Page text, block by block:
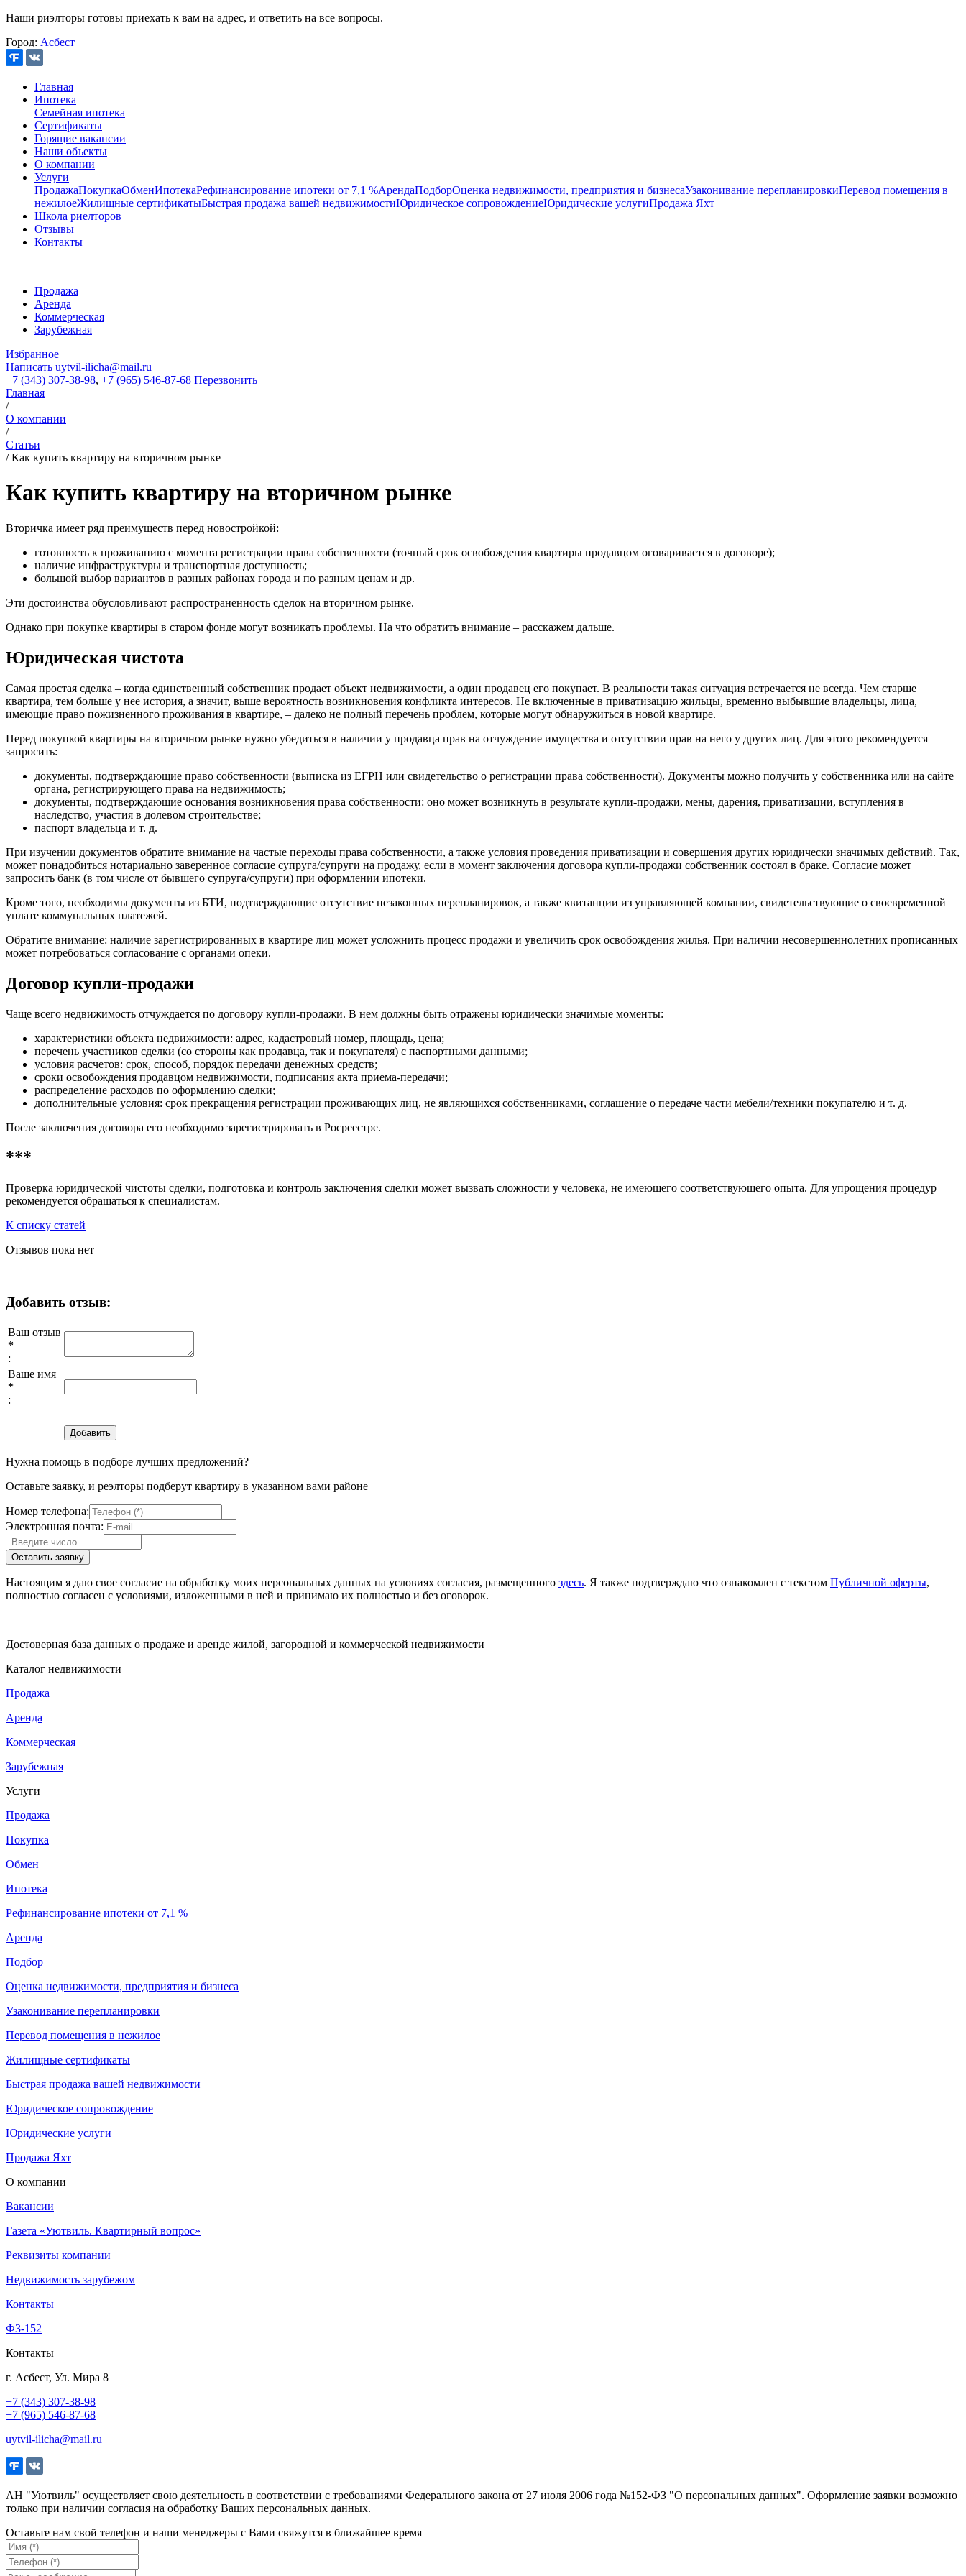
Наши риэлторы готовы приехать к вам на адрес, и ответить на все вопросы.
Город: Асбест
Главная
Ипотека
Семейная ипотека
Сертификаты
Горящие вакансии
Наши объекты
О компании
Услуги
ПродажаПокупкаОбменИпотекаРефинансирование ипотеки от 7,1 %АрендаПодборОценка недвижимости, предприятия и бизнесаУзаконивание перепланировкиПеревод помещения в
нежилоеЖилищные сертификатыБыстрая продажа вашей недвижимостиЮридическое сопровождениеЮридические услугиПродажа Яхт
Школа риелторов
Отзывы
Контакты
Продажа
Аренда
Коммерческая
Зарубежная
Избранное
Написать uytvil-ilicha@mail.ru
+7 (343) 307-38-98, +7 (965) 546-87-68 Перезвонить
Главная
/
О компании
/
Статьи
/Как купить квартиру на вторичном рынке
Как купить квартиру на вторичном рынке
Вторичка имеет ряд преимуществ перед новостройкой:
готовность к проживанию с момента регистрации права собственности (точный срок освобождения квартиры продавцом оговаривается в договоре);
наличие инфраструктуры и транспортная доступность;
большой выбор вариантов в разных районах города и по разным ценам и др.
Эти достоинства обусловливают распространенность сделок на вторичном рынке.
Однако при покупке квартиры в старом фонде могут возникать проблемы. На что обратить внимание – расскажем дальше.
Юридическая чистота
Самая простая сделка – когда единственный собственник продает объект недвижимости, а один продавец его покупает. В реальности такая ситуация встречается не всегда. Чем старше
квартира, тем больше у нее история, а значит, выше вероятность возникновения конфликта интересов. Не включенные в приватизацию жильцы, временно выбывшие владельцы, лица,
имеющие право пожизненного проживания в квартире, – далеко не полный перечень проблем, которые могут обнаружиться в новой квартире.
Перед покупкой квартиры на вторичном рынке нужно убедиться в наличии у продавца прав на отчуждение имущества и отсутствии прав на него у других лиц. Для этого рекомендуется
запросить:
документы, подтверждающие право собственности (выписка из ЕГРН или свидетельство о регистрации права собственности). Документы можно получить у собственника или на сайте
органа, регистрирующего права на недвижимость;
документы, подтверждающие основания возникновения права собственности: оно может возникнуть в результате купли-продажи, мены, дарения, приватизации, вступления в
наследство, участия в долевом строительстве;
паспорт владельца и т. д.
При изучении документов обратите внимание на частые переходы права собственности, а также условия проведения приватизации и совершения других юридически значимых действий. Так,
может понадобиться нотариально заверенное согласие супруга/супруги на продажу, если в момент заключения договора купли-продажи собственник состоял в браке. Согласие может
запросить банк (в том числе от бывшего супруга/супруги) при оформлении ипотеки.
Кроме того, необходимы документы из БТИ, подтверждающие отсутствие незаконных перепланировок, а также квитанции из управляющей компании, свидетельствующие о своевременной
уплате коммунальных платежей.
Обратите внимание: наличие зарегистрированных в квартире лиц может усложнить процесс продажи и увеличить срок освобождения жилья. При наличии несовершеннолетних прописанных
может потребоваться согласование с органами опеки.
Договор купли-продажи
Чаще всего недвижимость отчуждается по договору купли-продажи. В нем должны быть отражены юридически значимые моменты:
характеристики объекта недвижимости: адрес, кадастровый номер, площадь, цена;
перечень участников сделки (со стороны как продавца, так и покупателя) с паспортными данными;
условия расчетов: срок, способ, порядок передачи денежных средств;
сроки освобождения продавцом недвижимости, подписания акта приема-передачи;
распределение расходов по оформлению сделки;
дополнительные условия: срок прекращения регистрации проживающих лиц, не являющихся собственниками, соглашение о передаче части мебели/техники покупателю и т. д.
После заключения договора его необходимо зарегистрировать в Росреестре.
***
Проверка юридической чистоты сделки, подготовка и контроль заключения сделки может вызвать сложности у человека, не имеющего соответствующего опыта. Для упрощения процедур
рекомендуется обращаться к специалистам.
К списку статей
Отзывов пока нет
Добавить отзыв:
Ваш отзыв
*
:
Ваше имя
*
:
Нужна помощь в подборе лучших предложений?
Оставьте заявку, и реэлторы подберут квартиру в указанном вами районе
Номер телефона:
Электронная почта:
Настоящим я даю свое согласие на обработку моих персональных данных на условиях согласия, размещенного здесь. Я также подтверждаю что ознакомлен с текстом Публичной оферты,
полностью согласен с условиями, изложенными в ней и принимаю их полностью и без оговорок.
Достоверная база данных о продаже и аренде жилой, загородной и коммерческой недвижимости
Каталог недвижимости
Продажа
Аренда
Коммерческая
Зарубежная
Услуги
Продажа
Покупка
Обмен
Ипотека
Рефинансирование ипотеки от 7,1 %
Аренда
Подбор
Оценка недвижимости, предприятия и бизнеса
Узаконивание перепланировки
Перевод помещения в нежилое
Жилищные сертификаты
Быстрая продажа вашей недвижимости
Юридическое сопровождение
Юридические услуги
Продажа Яхт
О компании
Вакансии
Газета «Уютвиль. Квартирный вопрос»
Реквизиты компании
Недвижимость зарубежом
Контакты
Ф3-152
Контакты
г. Асбест, Ул. Мира 8
+7 (343) 307-38-98
+7 (965) 546-87-68
uytvil-ilicha@mail.ru
АН "Уютвиль" осуществляет свою деятельность в соответствии с требованиями Федерального закона от 27 июля 2006 года №152-ФЗ "О персональных данных". Оформление заявки возможно
только при наличии согласия на обработку Ваших персональных данных.
Оставьте нам свой телефон и наши менеджеры с Вами свяжутся в ближайшее время